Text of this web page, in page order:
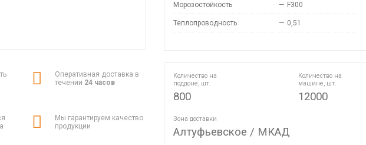
Оперативная доставка в
течении 24 часов
Мы гарантируем качество
продукции
Морозостойкость — F300
Теплопроводность — 0,51
Количество на
поддоне, шт.
800
Количество на
машине, шт.
12000
Зона доставки
Алтуфьевское / МКАД